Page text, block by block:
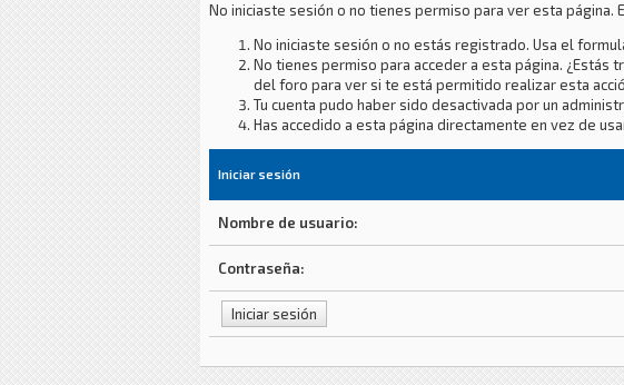
No iniciaste sesión o no tienes permiso para ver esta
No iniciaste sesión o no estás registrado. Usa el
No tienes permiso para acceder a esta página.
del foro para ver si te está permitido realizar esta
Tu cuenta pudo haber sido desactivada por un
Has accedido a esta página directamente en vez de
Iniciar sesión
Nombre de usuario:
Contraseña: